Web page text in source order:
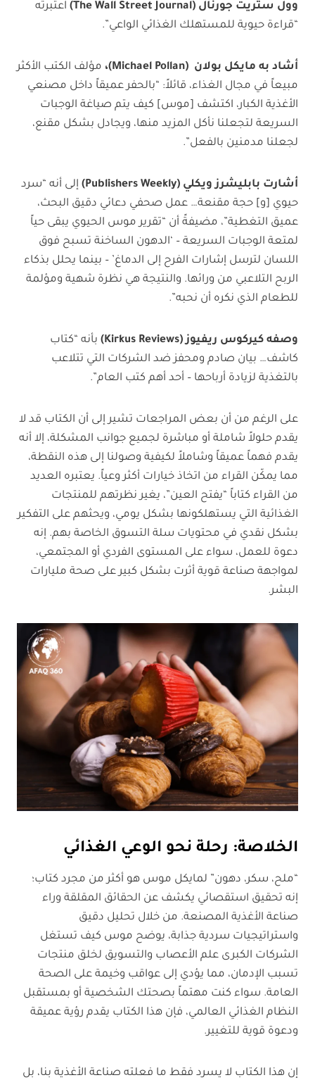
وول ستريت جورنال (The Wall Street Journal)
اعتبرته
“قراءة حيوية للمستهلك الغذائي الواعي”.
أشاد به مايكل بولان (Michael Pollan) ، مؤلف الكتب الأكثر
مبيعاً في مجال الغذاء، قائلاً: “بالحفر عميقاً داخل مصنعي
الأغذية الكبار، اكتشف [موس] كيف يتم صياغة الوجبات
السريعة لتجعلنا نأكل المزيد منها، ويجادل بشكل مقنع،
لجعلنا مدمنين بالفعل”.
أشارت بابليشرز ويكلي (Publishers Weekly)
إلى أنه “سرد
حيوي [و] حجة مقنعة… عمل صحفي دعائي دقيق البحث،
عميق التغطية”، مضيفةً أن “تقرير موس الحيوي يبقى حياً
لمتعة الوجبات السريعة – ‘الدهون الساخنة تسبح فوق
اللسان لترسل إشارات الفرح إلى الدماغ’ – بينما يحلل بذكاء
الربح التلاعبي من ورائها. والنتيجة هي نظرة شهية ومؤلمة
للطعام الذي نكره أن نحبه”.
وصفه كيركوس ريفيوز(Kirkus Reviews)
بأنه “كتاب
كاشف… بيان صادم ومحفز ضد الشركات التي تتلاعب
بالتغذية لزيادة أرباحها – أحد أهم كتب العام”.
على الرغم من أن بعض المراجعات تشير إلى أن الكتاب قد لا
يقدم حلولاً شاملة أو مباشرة لجميع جوانب المشكلة، إلا أنه
يقدم فهماً عميقاً وشاملاً لكيفية وصولنا إلى هذه النقطة،
مما يمكّن القراء من اتخاذ خيارات أكثر وعياً. يعتبره العديد
من القراء كتاباً “يفتح العين”، يغير نظرتهم للمنتجات
الغذائية التي يستهلكونها بشكل يومي، ويحثهم على التفكير
بشكل نقدي في محتويات سلة التسوق الخاصة بهم. إنه
دعوة للعمل، سواء على المستوى الفردي أو المجتمعي،
لمواجهة صناعة قوية أثرت بشكل كبير على صحة مليارات
البشر.
الخلاصة: رحلة نحو الوعي الغذائي
“ملح، سكر، دهون” لمايكل موس هو أكثر من مجرد كتاب؛
إنه تحقيق استقصائي يكشف عن الحقائق المقلقة وراء
صناعة الأغذية المصنعة. من خلال تحليل دقيق
واستراتيجيات سردية جذابة، يوضح موس كيف تستغل
الشركات الكبرى علم الأعصاب والتسويق لخلق منتجات
تسبب الإدمان، مما يؤدي إلى عواقب وخيمة على الصحة
العامة. سواء كنت مهتماً بصحتك الشخصية أو بمستقبل
النظام الغذائي العالمي، فإن هذا الكتاب يقدم رؤية عميقة
ودعوة قوية للتغيير.
إن هذا الكتاب لا يسرد فقط ما فعلته صناعة الأغذية بنا، بل